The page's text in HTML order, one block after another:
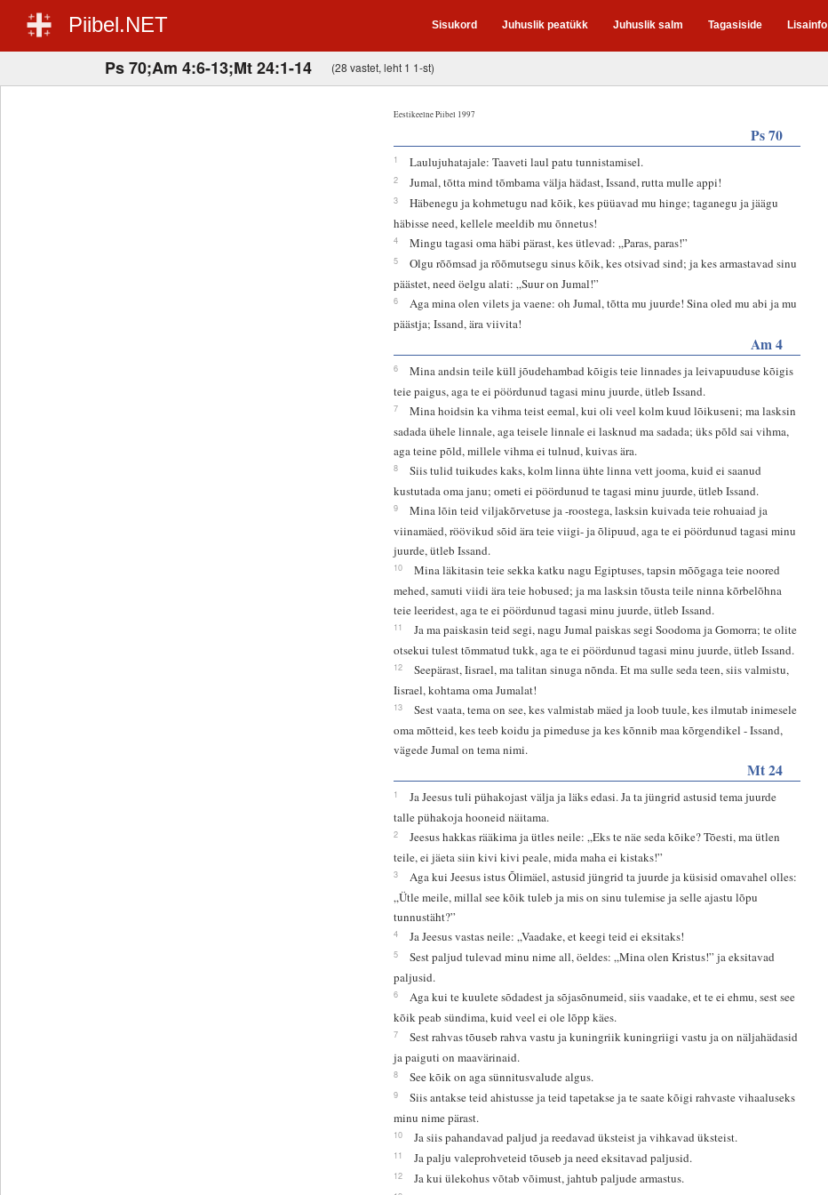
Piibel.NET Sisukord Juhuslik peatükk Juhuslik salm Tagasiside Lisainfo
Ps 70;Am 4:6-13;Mt 24:1-14 (28 vastet, leht 1 1-st)
Eestikeelne Piibel 1997
Ps 70
1 Laulujuhatajale: Taaveti laul patu tunnistamisel.
2 Jumal, tõtta mind tõmbama välja hädast, Issand, rutta mulle appi!
3
Häbenegu ja kohmetugu nad kõik, kes püüavad mu hinge; taganegu ja jäägu
häbisse need, kellele meeldib mu õnnetus!
4 Mingu tagasi oma häbi pärast, kes ütlevad: „Paras, paras!”
5
Olgu rõõmsad ja rõõmutsegu sinus kõik, kes otsivad sind; ja kes armastavad sinu
päästet, need öelgu alati: „Suur on Jumal!”
6
Aga mina olen vilets ja vaene: oh Jumal, tõtta mu juurde! Sina oled mu abi ja mu
päästja; Issand, ära viivita!
Am 4
6
Mina andsin teile küll jõudehambad kõigis teie linnades ja leivapuuduse kõigis
teie paigus, aga te ei pöördunud tagasi minu juurde, ütleb Issand.
7
Mina hoidsin ka vihma teist eemal, kui oli veel kolm kuud lõikuseni; ma lasksin
sadada ühele linnale, aga teisele linnale ei lasknud ma sadada; üks põld sai vihma,
aga teine põld, millele vihma ei tulnud, kuivas ära.
8
Siis tulid tuikudes kaks, kolm linna ühte linna vett jooma, kuid ei saanud
kustutada oma janu; ometi ei pöördunud te tagasi minu juurde, ütleb Issand.
9
Mina lõin teid viljakõrvetuse ja -roostega, lasksin kuivada teie rohuaiad ja
viinamäed, röövikud sõid ära teie viigi- ja õlipuud, aga te ei pöördunud tagasi minu
juurde, ütleb Issand.
10
Mina läkitasin teie sekka katku nagu Egiptuses, tapsin mõõgaga teie noored
mehed, samuti viidi ära teie hobused; ja ma lasksin tõusta teile ninna kõrbelõhna
teie leeridest, aga te ei pöördunud tagasi minu juurde, ütleb Issand.
11
Ja ma paiskasin teid segi, nagu Jumal paiskas segi Soodoma ja Gomorra; te olite
otsekui tulest tõmmatud tukk, aga te ei pöördunud tagasi minu juurde, ütleb Issand.
12
Seepärast, Iisrael, ma talitan sinuga nõnda. Et ma sulle seda teen, siis valmistu,
Iisrael, kohtama oma Jumalat!
13
Sest vaata, tema on see, kes valmistab mäed ja loob tuule, kes ilmutab inimesele
oma mõtteid, kes teeb koidu ja pimeduse ja kes kõnnib maa kõrgendikel - Issand,
vägede Jumal on tema nimi.
Mt 24
1
Ja Jeesus tuli pühakojast välja ja läks edasi. Ja ta jüngrid astusid tema juurde
talle pühakoja hooneid näitama.
2
Jeesus hakkas rääkima ja ütles neile: „Eks te näe seda kõike? Tõesti, ma ütlen
teile, ei jäeta siin kivi kivi peale, mida maha ei kistaks!”
3
Aga kui Jeesus istus Õlimäel, astusid jüngrid ta juurde ja küsisid omavahel olles:
„Ütle meile, millal see kõik tuleb ja mis on sinu tulemise ja selle ajastu lõpu
tunnustäht?”
4 Ja Jeesus vastas neile: „Vaadake, et keegi teid ei eksitaks!
5
Sest paljud tulevad minu nime all, öeldes: „Mina olen Kristus!” ja eksitavad
paljusid.
6
Aga kui te kuulete sõdadest ja sõjasõnumeid, siis vaadake, et te ei ehmu, sest see
kõik peab sündima, kuid veel ei ole lõpp käes.
7
Sest rahvas tõuseb rahva vastu ja kuningriik kuningriigi vastu ja on näljahädasid
ja paiguti on maavärinaid.
8 See kõik on aga sünnitusvalude algus.
9
Siis antakse teid ahistusse ja teid tapetakse ja te saate kõigi rahvaste vihaaluseks
minu nime pärast.
10 Ja siis pahandavad paljud ja reedavad üksteist ja vihkavad üksteist.
11 Ja palju valeprohveteid tõuseb ja need eksitavad paljusid.
12 Ja kui ülekohus võtab võimust, jahtub paljude armastus.